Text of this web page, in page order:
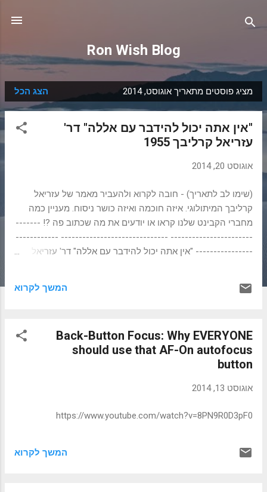
Ron Wish Blog
ר
ש
מציג פוסטים מתאריך אוגוסט, 2014 הצג הכל
"אין אתה יכול להידבר עם אללה" דר'
עזריאל קרליבך 1955
אוגוסט 20, 2014
(שימו לב לתאריך) - חובה לקרוא ולהעביר מאמר של עזריאל
קרליבך המיתולוגי. איזה חוכמה ואיזה כושר ניסוח. מעניין כמה
מחברי הקבינט שלנו קראו או יודעים את מה שכתוב פה ?! -------
----------------------- ------------------------------ ------------
---------------- "אין אתה יכול להידבר עם אללה" דר' עזריאל
לא עניין הגבולות הוא מקור הסכסוך בינינו לערבים, אלא
של שלום". אמת פשוטה וברורה זו היא, כי בין עולם האסלאם
לעולם המערב והתרבות אין אף מילה משותפת אחת, ולא הייתה
ולא תהיה ולא תוכל להיות כל הבנה. הכוונה בכך איננה לדת, שכל
את עקרונותיה המוסריים. הכוונה להשפעת האסלאם על החיים
בני האדם. .....חמישים –שישים דורות בזה אחר זה חונכו
המשך לקרוא
Back-Button Focus: Why EVERYONE
should use that AF-On autofocus
button
אוגוסט 13, 2014
https://www.youtube.com/watch?v=8PN9R0D3pF0
המשך לקרוא